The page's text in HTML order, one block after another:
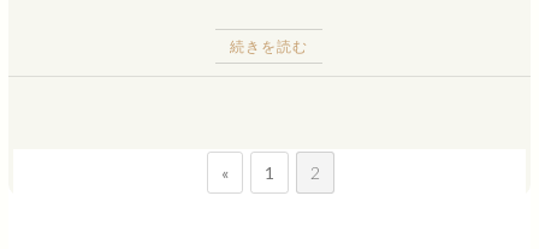
続きを読む
« 1 2